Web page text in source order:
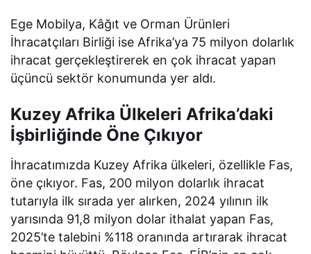
Ege Mobilya, Kâğıt ve Orman Ürünleri
İhracatçıları Birliği ise Afrika’ya 75 milyon dolarlık
ihracat gerçekleştirerek en çok ihracat yapan
üçüncü sektör konumunda yer aldı.
Kuzey Afrika Ülkeleri Afrika’daki
İşbirliğinde Öne Çıkıyor
İhracatımızda Kuzey Afrika ülkeleri, özellikle Fas,
öne çıkıyor. Fas, 200 milyon dolarlık ihracat
tutarıyla ilk sırada yer alırken, 2024 yılının ilk
yarısında 91,8 milyon dolar ithalat yapan Fas,
2025’te talebini %118 oranında artırarak ihracat